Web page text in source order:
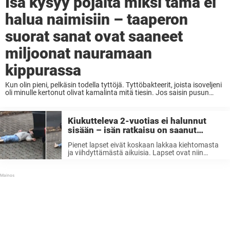
halua naimisiin – taaperon
suorat sanat ovat saaneet
miljoonat nauramaan
kippurassa
Kun olin pieni, pelkäsin todella tyttöjä. Tyttöbakteerit, joista isoveljeni
oli minulle kertonut olivat kamalinta mitä tiesin. Jos saisin pusun
Kiukutteleva 2-vuotias ei halunnut
sisään – isän ratkaisu on saanut
Pienet lapset eivät koskaan lakkaa kiehtomasta
ja viihdyttämästä aikuisia. Lapset ovat niin